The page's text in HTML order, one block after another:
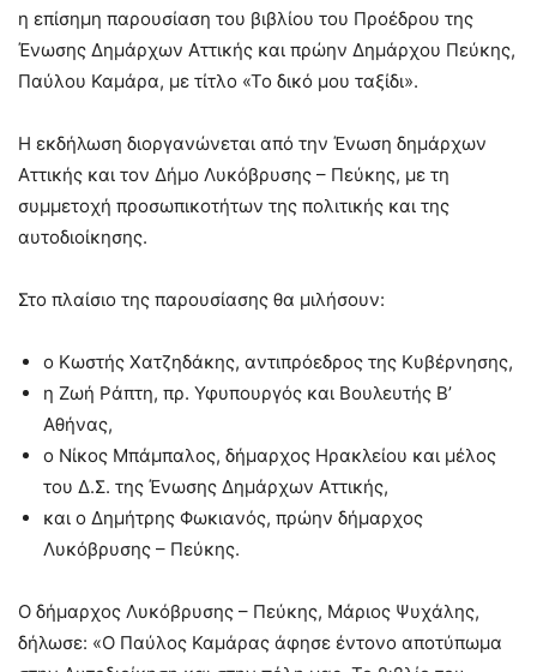
η επίσημη παρουσίαση του βιβλίου του Προέδρου της
Ένωσης Δημάρχων Αττικής και πρώην Δημάρχου Πεύκης,
Παύλου Καμάρα, με τίτλο «Το δικό μου ταξίδι».
Η εκδήλωση διοργανώνεται από την Ένωση δημάρχων
Αττικής και τον Δήμο Λυκόβρυσης – Πεύκης, με τη
συμμετοχή προσωπικοτήτων της πολιτικής και της
αυτοδιοίκησης.
Στο πλαίσιο της παρουσίασης θα μιλήσουν:
ο Κωστής Χατζηδάκης, αντιπρόεδρος της Κυβέρνησης,
η Ζωή Ράπτη, πρ. Υφυπουργός και Βουλευτής Β’
Αθήνας,
ο Νίκος Μπάμπαλος, δήμαρχος Ηρακλείου και μέλος
του Δ.Σ. της Ένωσης Δημάρχων Αττικής,
και ο Δημήτρης Φωκιανός, πρώην δήμαρχος
Λυκόβρυσης – Πεύκης.
Ο δήμαρχος Λυκόβρυσης – Πεύκης, Μάριος Ψυχάλης,
δήλωσε: «Ο Παύλος Καμάρας άφησε έντονο αποτύπωμα